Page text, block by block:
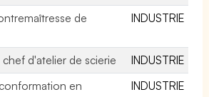
de
INDUSTRIE
d'atelier de scierie
INDUSTRIE
en
INDUSTRIE